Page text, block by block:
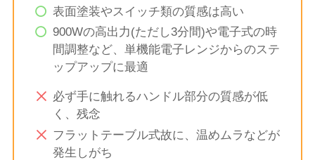
表面塗装やスイッチ類の質感は高い
900Wの高出力(ただし3分間)や電子式の時
間調整など、単機能電子レンジからのステ
ップアップに最適
必ず手に触れるハンドル部分の質感が低
く、残念
フラットテーブル式故に、温めムラなどが
発生しがち